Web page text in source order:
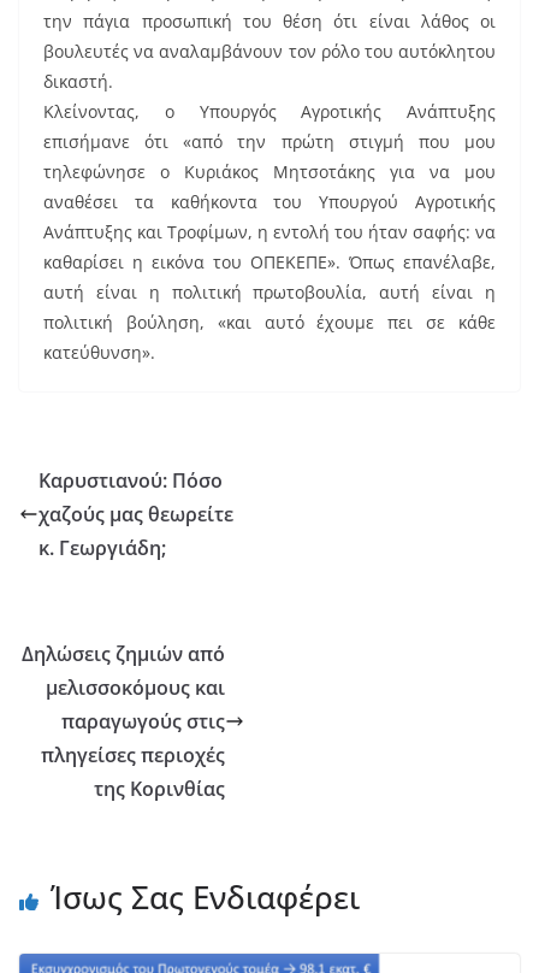
την πάγια προσωπική του θέση ότι είναι λάθος οι
βουλευτές να αναλαμβάνουν τον ρόλο του αυτόκλητου
δικαστή.
Κλείνοντας, ο Υπουργός Αγροτικής Ανάπτυξης
επισήμανε ότι «από την πρώτη στιγμή που μου
τηλεφώνησε ο Κυριάκος Μητσοτάκης για να μου
αναθέσει τα καθήκοντα του Υπουργού Αγροτικής
Ανάπτυξης και Τροφίμων, η εντολή του ήταν σαφής: να
καθαρίσει η εικόνα του ΟΠΕΚΕΠΕ». Όπως επανέλαβε,
αυτή είναι η πολιτική πρωτοβουλία, αυτή είναι η
πολιτική βούληση, «και αυτό έχουμε πει σε κάθε
κατεύθυνση».
Καρυστιανού: Πόσο
χαζούς μας θεωρείτε
κ. Γεωργιάδη;
Δηλώσεις ζημιών από
μελισσοκόμους και
παραγωγούς στις
πληγείσες περιοχές
της Κορινθίας
Ίσως Σας Ενδιαφέρει